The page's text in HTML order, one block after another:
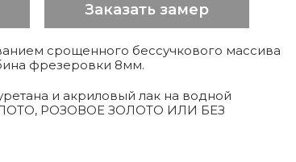
Заказать замер
срощенного бессучкового массива
фрезеровки 8мм.
и акриловый лак на водной
РОЗОВОЕ ЗОЛОТО ИЛИ БЕЗ